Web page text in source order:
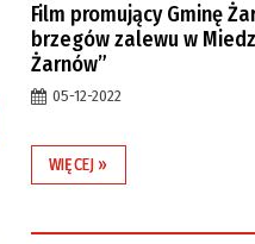
Film promujący Gminę
brzegów zalewu w
Żarnów”
05-12-2022
WIĘCEJ »